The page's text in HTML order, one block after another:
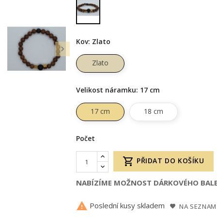

Kov: Zlato
Zlato
Velikost náramku: 17 cm
17 cm 18 cm
Počet
 PŘIDAT DO KOŠÍKU
NABÍZÍME MOŽNOST DÁRKOVÉHO
 Poslední kusy skladem NA